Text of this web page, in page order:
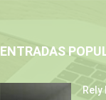
ENTRADAS
Rely